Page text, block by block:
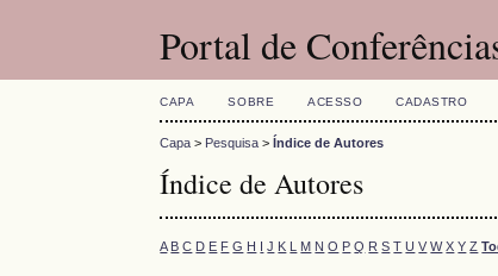
Portal de
CAPA SOBRE ACESSO CADASTRO
Capa > Pesquisa >Índice de Autores
Índice de Autores
A B C D E F G H I J K L M N O P Q R S T U V W X Y Z